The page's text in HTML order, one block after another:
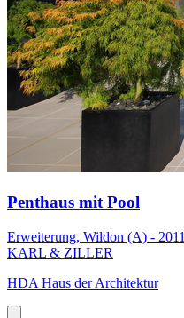
Penthaus mit Pool
Erweiterung, Wildon (A) - 2011
KARL & ZILLER
HDA Haus der Architektur